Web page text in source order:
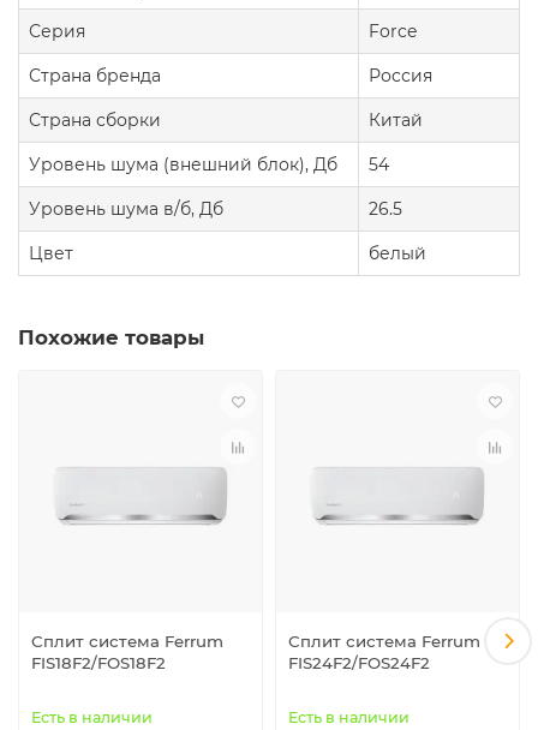
Серия Force
Страна бренда Россия
Страна сборки Китай
Уровень шума (внешний блок), Дб 54
Уровень шума в/б, Дб 26.5
Цвет белый
Похожие товары
Сплит система Ferrum
FIS18F2/FOS18F2
Есть в наличии
Сплит система Ferrum
FIS24F2/FOS24F2
Есть в наличии